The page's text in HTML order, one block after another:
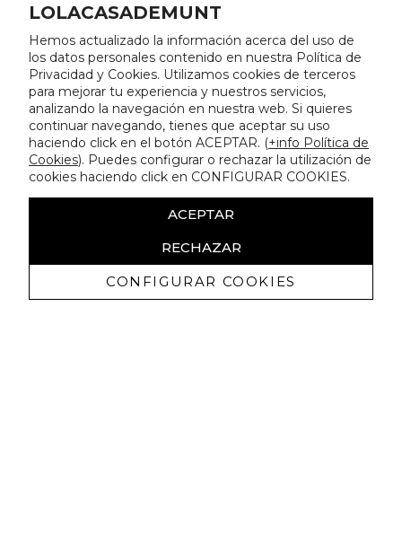
LOLACASADEMUNT
Hemos actualizado la información acerca del uso de
los datos personales contenido en nuestra Política de
Privacidad y Cookies. Utilizamos cookies de terceros
para mejorar tu experiencia y nuestros servicios,
analizando la navegación en nuestra web. Si quieres
continuar navegando, tienes que aceptar su uso
haciendo click en el botón ACEPTAR. (+info Política de
Cookies). Puedes configurar o rechazar la utilización de
cookies haciendo click en CONFIGURAR COOKIES.
ACEPTAR
RECHAZAR
CONFIGURAR COOKIES